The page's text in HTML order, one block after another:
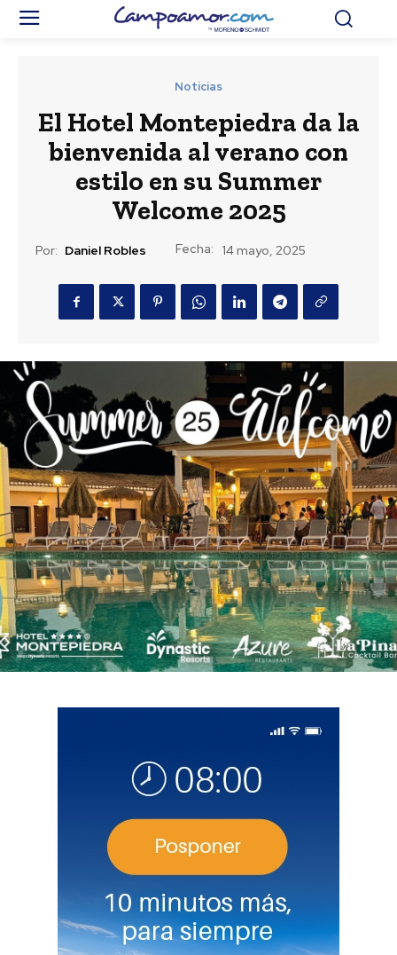
Noticias
El Hotel Montepiedra da la
bienvenida al verano con
estilo en su Summer
Welcome 2025
Por: Daniel Robles Fecha: 14 mayo, 2025